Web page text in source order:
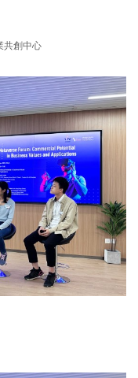
共創中心